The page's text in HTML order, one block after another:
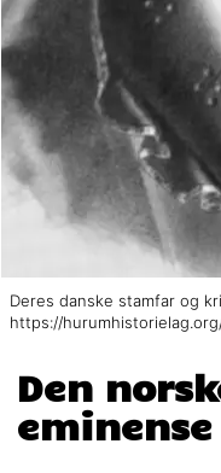
Deres danske stamfar og
https://
Den